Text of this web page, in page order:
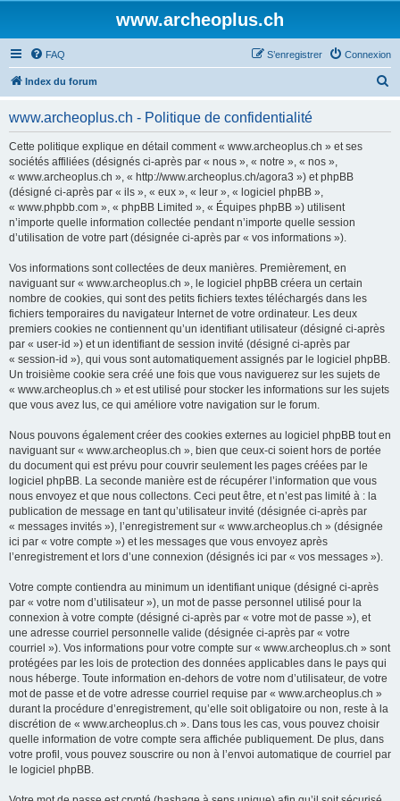
www.archeoplus.ch
FAQ Connexion
S’enregistrer
Index du forum
www.archeoplus.ch - Politique de confidentialité
Cette politique explique en détail comment « www.archeoplus.ch » et ses
sociétés affiliées (désignés ci-après par « nous », « notre », « nos »,
« www.archeoplus.ch », « http://www.archeoplus.ch/agora3 ») et phpBB
(désigné ci-après par « ils », « eux », « leur », « logiciel phpBB »,
« www.phpbb.com », « phpBB Limited », « Équipes phpBB ») utilisent
n’importe quelle information collectée pendant n’importe quelle session
d’utilisation de votre part (désignée ci-après par « vos informations »).
Vos informations sont collectées de deux manières. Premièrement, en
naviguant sur « www.archeoplus.ch », le logiciel phpBB créera un certain
nombre de cookies, qui sont des petits fichiers textes téléchargés dans les
fichiers temporaires du navigateur Internet de votre ordinateur. Les deux
premiers cookies ne contiennent qu’un identifiant utilisateur (désigné ci-après
par « user-id ») et un identifiant de session invité (désigné ci-après par
« session-id »), qui vous sont automatiquement assignés par le logiciel phpBB.
Un troisième cookie sera créé une fois que vous naviguerez sur les sujets de
« www.archeoplus.ch » et est utilisé pour stocker les informations sur les sujets
que vous avez lus, ce qui améliore votre navigation sur le forum.
Nous pouvons également créer des cookies externes au logiciel phpBB tout en
naviguant sur « www.archeoplus.ch », bien que ceux-ci soient hors de portée
du document qui est prévu pour couvrir seulement les pages créées par le
logiciel phpBB. La seconde manière est de récupérer l’information que vous
nous envoyez et que nous collectons. Ceci peut être, et n’est pas limité à : la
publication de message en tant qu’utilisateur invité (désignée ci-après par
« messages invités »), l’enregistrement sur « www.archeoplus.ch » (désignée
ici par « votre compte ») et les messages que vous envoyez après
l’enregistrement et lors d’une connexion (désignés ici par « vos messages »).
Votre compte contiendra au minimum un identifiant unique (désigné ci-après
par « votre nom d’utilisateur »), un mot de passe personnel utilisé pour la
connexion à votre compte (désigné ci-après par « votre mot de passe »), et
une adresse courriel personnelle valide (désignée ci-après par « votre
courriel »). Vos informations pour votre compte sur « www.archeoplus.ch » sont
protégées par les lois de protection des données applicables dans le pays qui
nous héberge. Toute information en-dehors de votre nom d’utilisateur, de votre
mot de passe et de votre adresse courriel requise par « www.archeoplus.ch »
durant la procédure d’enregistrement, qu’elle soit obligatoire ou non, reste à la
discrétion de « www.archeoplus.ch ». Dans tous les cas, vous pouvez choisir
quelle information de votre compte sera affichée publiquement. De plus, dans
votre profil, vous pouvez souscrire ou non à l’envoi automatique de courriel par
le logiciel phpBB.